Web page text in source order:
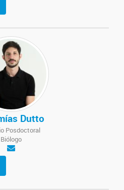
Dutto
Posdoctoral
Biólogo